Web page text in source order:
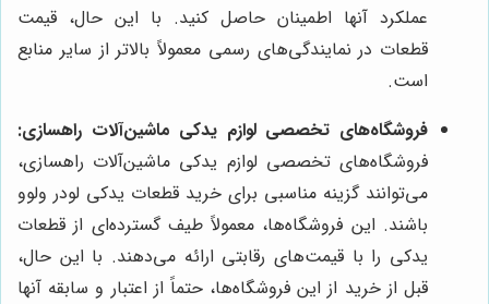
عملکرد آنها اطمینان حاصل کنید. با این حال، قیمت
قطعات در نمایندگی‌های رسمی معمولاً بالاتر از سایر منابع
است.
فروشگاه‌های تخصصی لوازم یدکی ماشین‌آلات راهسازی:
فروشگاه‌های تخصصی لوازم یدکی ماشین‌آلات راهسازی،
می‌توانند گزینه مناسبی برای خرید قطعات یدکی لودر ولوو
باشند. این فروشگاه‌ها، معمولاً طیف گسترده‌ای از قطعات
یدکی را با قیمت‌های رقابتی ارائه می‌دهند. با این حال،
قبل از خرید از این فروشگاه‌ها، حتماً از اعتبار و سابقه آنها